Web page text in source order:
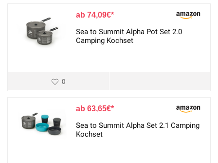
74,09€
Sea to Summit Alpha Pot Set 2.0
Camping Kochset
0
63,65€
Sea to Summit Alpha Set 2.1 Camping
Kochset